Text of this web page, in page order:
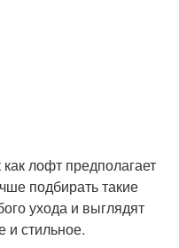
лофт предполагает
подбирать такие
ухода и выглядят
и стильное.